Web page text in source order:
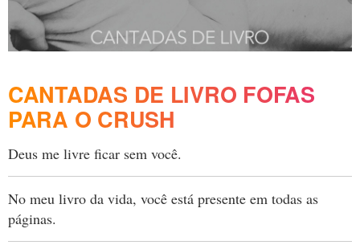
CANTADAS DE LIVRO FOFAS
PARA O CRUSH
Deus me livre ficar sem você.
No meu livro da vida, você está presente em todas as
páginas.